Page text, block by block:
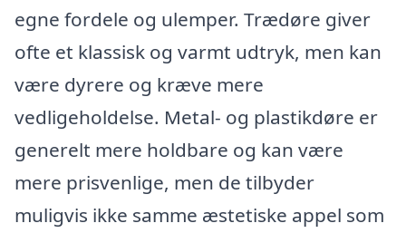
egne fordele og ulemper. Trædøre giver
ofte et klassisk og varmt udtryk, men kan
være dyrere og kræve mere
vedligeholdelse. Metal- og plastikdøre er
generelt mere holdbare og kan være
mere prisvenlige, men de tilbyder
muligvis ikke samme æstetiske appel som